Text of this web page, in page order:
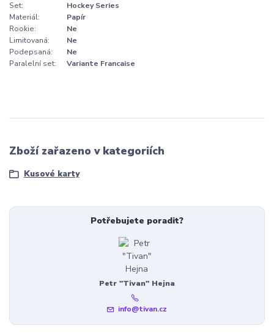
Set:
Hockey Series
Materiál:
Papír
Rookie:
Ne
Limitovaná:
Ne
Podepsaná:
Ne
Paralelní set:
Variante Francaise
Zboží zařazeno v kategoriích
Kusové karty
Potřebujete poradit?
Petr "Tivan" Hejna
info@tivan.cz